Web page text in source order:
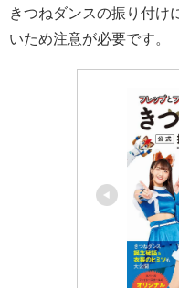
きつねダンスの振り付け
いため注意が必要です。